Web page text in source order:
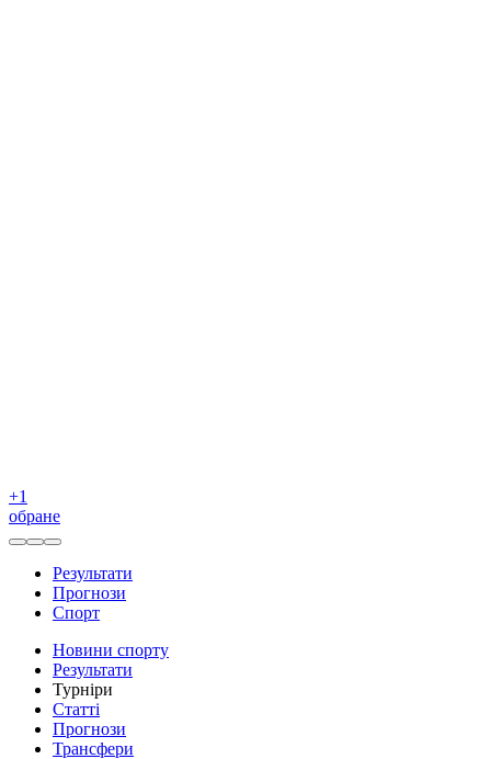
+1
обране
Результати
Прогнози
Спорт
Новини спорту
Результати
Турніри
Статті
Прогнози
Трансфери